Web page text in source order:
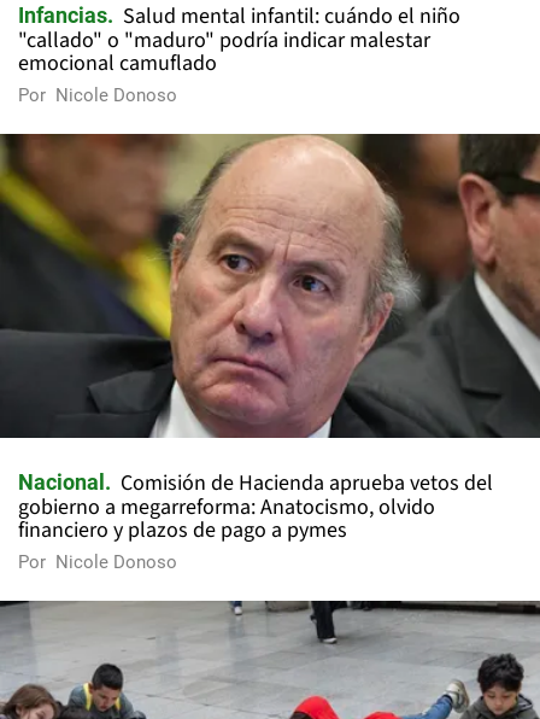
Infancias
Salud mental infantil: cuándo el niño
"callado" o "maduro" podría indicar malestar
emocional camuflado
Por Nicole Donoso
Nacional
Comisión de Hacienda aprueba vetos del
gobierno a megarreforma: Anatocismo, olvido
financiero y plazos de pago a pymes
Por Nicole Donoso